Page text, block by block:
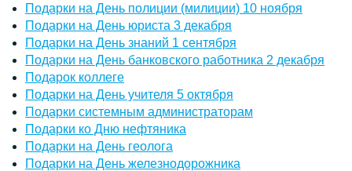
Подарки на День полиции (милиции) 10 ноября
Подарки на День юриста 3 декабря
Подарки на День знаний 1 сентября
Подарки на День банковского работника 2 декабря
Подарок коллеге
Подарки на День учителя 5 октября
Подарки системным администраторам
Подарки ко Дню нефтяника
Подарки на День геолога
Подарки на День железнодорожника